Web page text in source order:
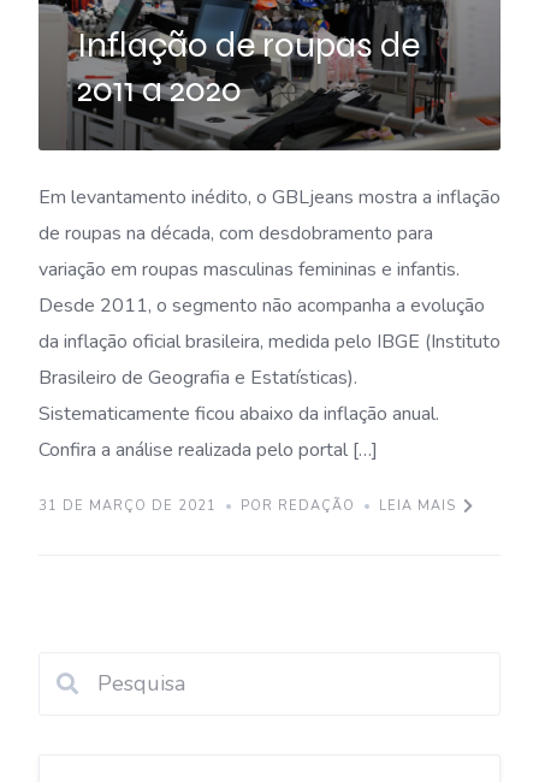
Inflação de roupas de
2011 a 2020
Em levantamento inédito, o GBLjeans mostra a inflação
de roupas na década, com desdobramento para
variação em roupas masculinas femininas e infantis.
Desde 2011, o segmento não acompanha a evolução
da inflação oficial brasileira, medida pelo IBGE (Instituto
Brasileiro de Geografia e Estatísticas).
Sistematicamente ficou abaixo da inflação anual.
Confira a análise realizada pelo portal […]
31 DE MARÇO DE 2021 POR REDAÇÃO LEIA MAIS